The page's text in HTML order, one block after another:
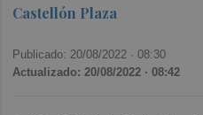
Castellón Plaza
Publicado: 20/08/2022 ·08:30
Actualizado: 20/08/2022 · 08:42